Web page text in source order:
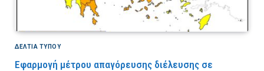
ΔΕΛΤΙΑ ΤΥΠΟΥ
Εφαρμογή μέτρου απαγόρευσης διέλευσης σε